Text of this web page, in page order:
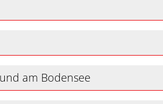
am Bodensee